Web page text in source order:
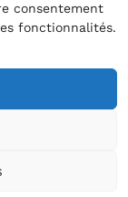
consentement
fonctionnalités.
Bruxelles
asbl